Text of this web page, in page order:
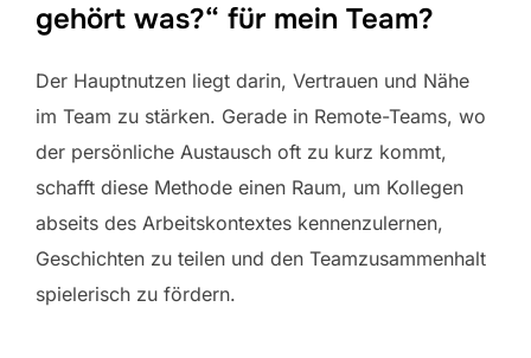
gehört was?“ für mein Team?
Der Hauptnutzen liegt darin, Vertrauen und Nähe
im Team zu stärken. Gerade in Remote-Teams, wo
der persönliche Austausch oft zu kurz kommt,
schafft diese Methode einen Raum, um Kollegen
abseits des Arbeitskontextes kennenzulernen,
Geschichten zu teilen und den Teamzusammenhalt
spielerisch zu fördern.